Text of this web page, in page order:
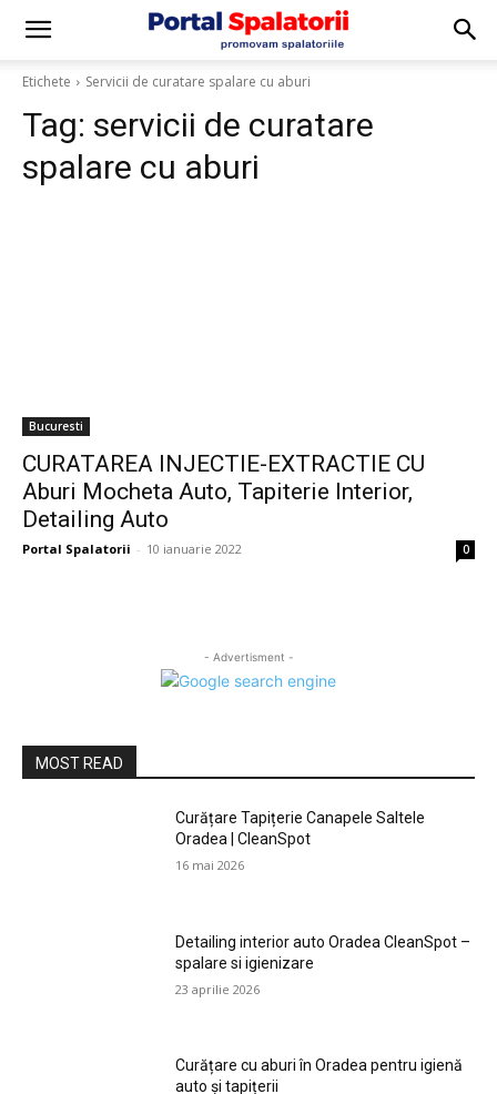
Etichete Servicii de curatare spalare cu aburi
Tag: servicii de curatare
spalare cu aburi
Bucuresti
CURATAREA INJECTIE-EXTRACTIE CU
Aburi Mocheta Auto, Tapiterie Interior,
Detailing Auto
Portal Spalatorii - 10 ianuarie 2022 0
- Advertisment -
MOST READ
Curățare Tapițerie Canapele Saltele
Oradea | CleanSpot
16 mai 2026
Detailing interior auto Oradea CleanSpot –
spalare si igienizare
23 aprilie 2026
Curățare cu aburi în Oradea pentru igienă
auto și tapițerii